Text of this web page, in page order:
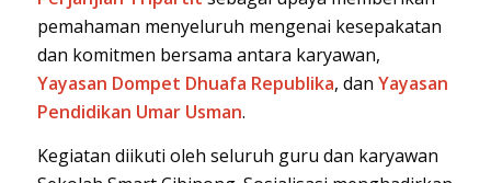
pemahaman menyeluruh mengenai kesepakatan
dan komitmen bersama antara karyawan,
Yayasan Dompet Dhuafa Republika, dan Yayasan
Pendidikan Umar Usman.
Kegiatan diikuti oleh seluruh guru dan karyawan